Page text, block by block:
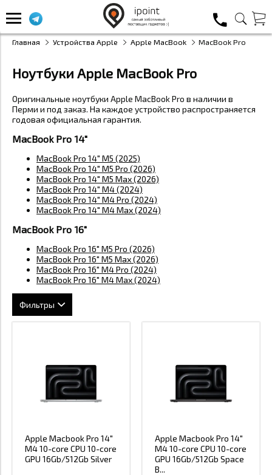
Главная Устройства Apple Apple MacBook MacBook Pro
Ноутбуки Apple MacBook Pro
Оригинальные ноутбуки Apple MacBook Pro в наличии в
Перми и под заказ. На каждое устройство распространяется
годовая официальная гарантия.
MacBook Pro 14"
MacBook Pro 14" M5 (2025)
MacBook Pro 14" M5 Pro (2026)
MacBook Pro 14" M5 Max (2026)
MacBook Pro 14" M4 (2024)
MacBook Pro 14" M4 Pro (2024)
MacBook Pro 14" M4 Max (2024)
MacBook Pro 16"
MacBook Pro 16" M5 Pro (2026)
MacBook Pro 16" M5 Max (2026)
MacBook Pro 16" M4 Pro (2024)
MacBook Pro 16" M4 Max (2024)
Фильтры
Macbook Pro 14 M5 (2025)
Macbook Pro 14 M5 Max (2026)
M5 Pro
M5 Max
139990 379990
Apple Macbook Pro 14"
M4 10-core CPU 10-core
GPU 16Gb/512Gb Silver
Apple Macbook Pro 14"
M4 10-core CPU 10-core
GPU 16Gb/512Gb Space
B...